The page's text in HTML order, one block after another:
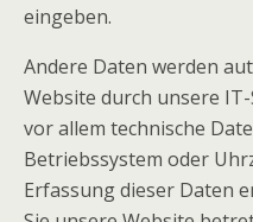
eingeben.
Andere Daten werden
Website durch unsere
vor allem technische
Betriebssystem oder
Erfassung dieser Daten